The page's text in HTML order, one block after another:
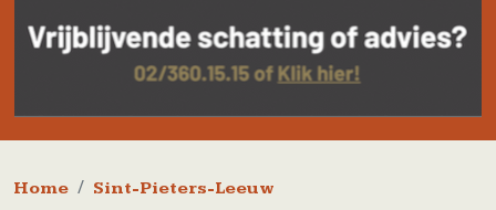
Kruimelpad
Home Sint-Pieters-Leeuw